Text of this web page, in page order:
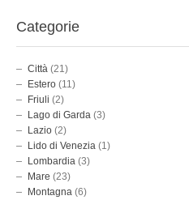
Categorie
Città (21)
Estero (11)
Friuli (2)
Lago di Garda (3)
Lazio (2)
Lido di Venezia (1)
Lombardia (3)
Mare (23)
Montagna (6)